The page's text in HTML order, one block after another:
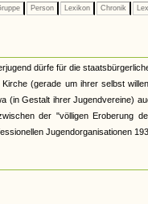
Person Lexikon Chronik
dürfe für die
(gerade um ihrer selbst
(in Gestalt ihrer Jugendvereine)
der "völligen Eroberung
Jugendorganisationen